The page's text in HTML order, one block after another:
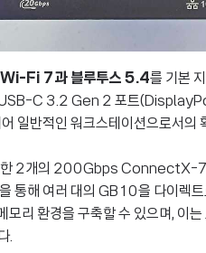
Wi-Fi 7과 블루투스 5.4를 기본
USB-C 3.2 Gen 2 포트
일반적인 워크스테이션으로서의
한 2개의 200Gbps
여러 대의 GB10을 다이렉트
리 환경을 구축할 수 있으며, 이
.